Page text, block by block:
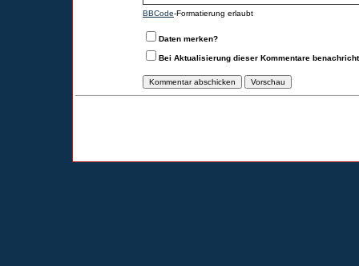
BBCode-Formatierung erlaubt
Daten merken?
Bei Aktualisierung dieser Kommentare